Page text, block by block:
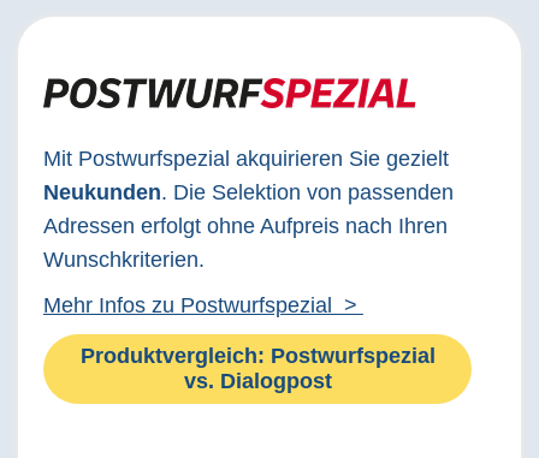
Mit Postwurfspezial akquirieren Sie gezielt
Neukunden. Die Selektion von passenden
Adressen erfolgt ohne Aufpreis nach Ihren
Wunschkriterien.
Mehr Infos zu Postwurfspezial >
Produktvergleich: Postwurfspezial
vs. Dialogpost